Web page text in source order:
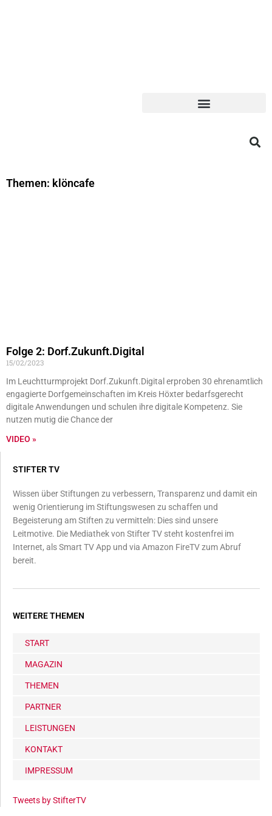
Themen: klöncafe
Folge 2: Dorf.Zukunft.Digital
15/02/2023
Im Leuchtturmprojekt Dorf.Zukunft.Digital erproben 30 ehrenamtlich
engagierte Dorfgemeinschaften im Kreis Höxter bedarfsgerecht
digitale Anwendungen und schulen ihre digitale Kompetenz. Sie
nutzen mutig die Chance der
VIDEO »
STIFTER TV
Wissen über Stiftungen zu verbessern, Transparenz und damit ein
wenig Orientierung im Stiftungswesen zu schaffen und
Begeisterung am Stiften zu vermitteln: Dies sind unsere
Leitmotive. Die Mediathek von Stifter TV steht kostenfrei im
Internet, als Smart TV App und via Amazon FireTV zum Abruf
bereit.
WEITERE THEMEN
START
MAGAZIN
THEMEN
PARTNER
LEISTUNGEN
KONTAKT
IMPRESSUM
Tweets by StifterTV